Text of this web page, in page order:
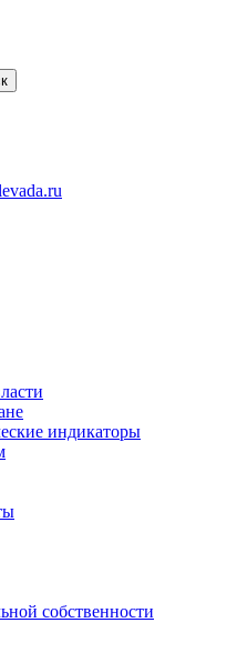
индикаторы
собственности